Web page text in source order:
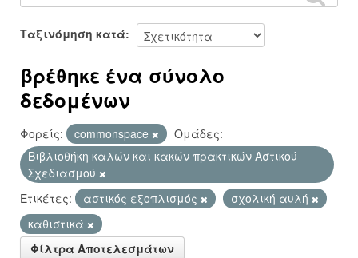
Σχετικά
Ταξινόμηση κατά
βρέθηκε ένα σύνολο
δεδομένων
Φορείς: commonspace
Ομάδες:
Βιβλιοθήκη καλών και κακών πρακτικών Αστικού
Σχεδιασμού
Ετικέτες:
αστικός εξοπλισμός
σχολική αυλή
καθιστικά
Φίλτρα Αποτελεσμάτων